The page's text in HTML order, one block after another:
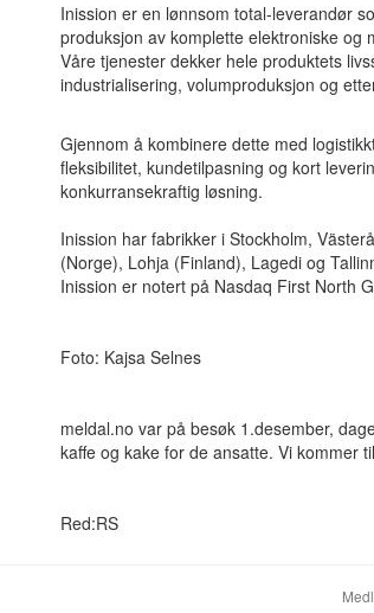
Inission er en lønnsom total-leverandør
produksjon av komplette elektroniske og
Våre tjenester dekker hele produktets
industrialisering, volumproduksjon og
Gjennom å kombinere dette med
fleksibilitet, kundetilpasning og kort
konkurransekraftig løsning.
Inission har fabrikker i Stockholm,
(Norge), Lohja (Finland), Lagedi og
Inission er notert på Nasdaq First North
Foto: Kajsa Selnes
meldal.no var på besøk 1.desember,
kaffe og kake for de ansatte. Vi kommer
Red:RS